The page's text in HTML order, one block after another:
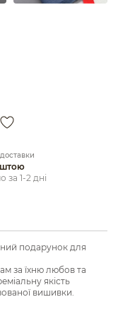
за 1-2 дні
подарунок для
за їхню любов та
якість
вишивки.